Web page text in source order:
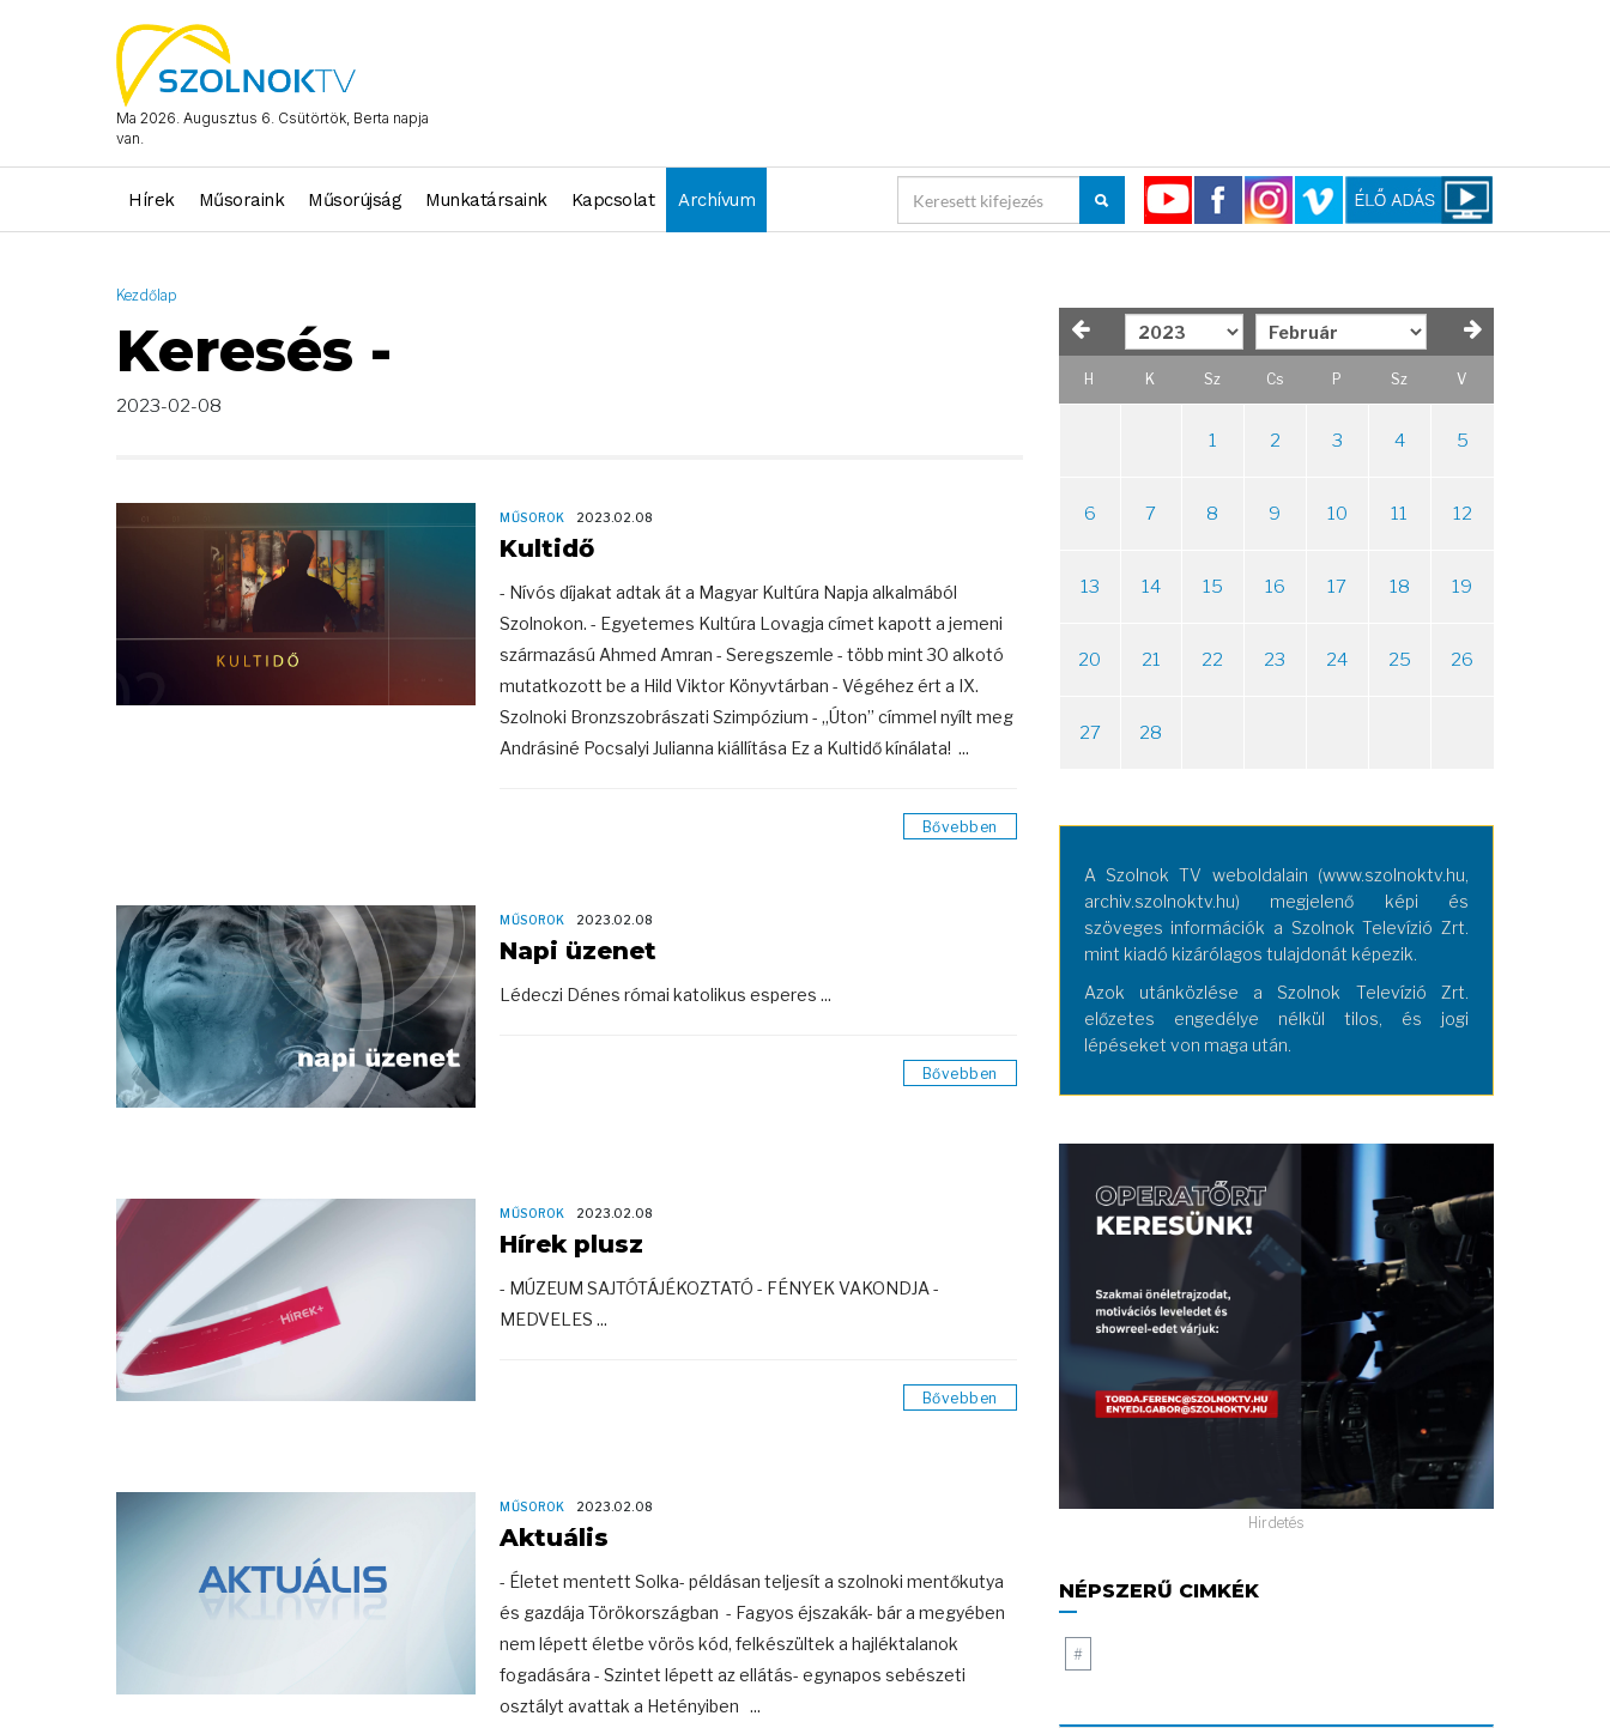
Ma 2026. Augusztus 6. Csütörtök, Berta napja
van.
Hírek Műsoraink Műsorújság Munkatársaink Kapcsolat Archívum
Kezdőlap
Keresés -
2023-02-08
MŰSOROK 2023.02.08
Kultidő
- Nívós díjakat adtak át a Magyar Kultúra Napja alkalmából
Szolnokon. - Egyetemes Kultúra Lovagja címet kapott a jemeni
származású Ahmed Amran - Seregszemle - több mint 30 alkotó
mutatkozott be a Hild Viktor Könyvtárban - Végéhez ért a IX.
Szolnoki Bronzszobrászati Szimpózium - „Úton” címmel nyílt meg
Andrásiné Pocsalyi Julianna kiállítása Ez a Kultidő kínálata! ...
Bővebben
MŰSOROK 2023.02.08
Napi üzenet
Lédeczi Dénes római katolikus esperes ...
Bővebben
MŰSOROK 2023.02.08
Hírek plusz
- MÚZEUM SAJTÓTÁJÉKOZTATÓ - FÉNYEK VAKONDJA -
MEDVELES ...
Bővebben
MŰSOROK 2023.02.08
Aktuális
- Életet mentett Solka- példásan teljesít a szolnoki mentőkutya
és gazdája Törökországban - Fagyos éjszakák- bár a megyében
nem lépett életbe vörös kód, felkészültek a hajléktalanok
fogadására - Szintet lépett az ellátás- egynapos sebészeti
osztályt avattak a Hetényiben ...
H K Sz Cs P Sz V
1 2 3 4 5
6 7 8 9 10 11 12
13 14 15 16 17 18 19
20 21 22 23 24 25 26
27 28
A Szolnok TV weboldalain (www.szolnoktv.hu,
archiv.szolnoktv.hu) megjelenő képi és
szöveges információk a Szolnok Televízió Zrt.
mint kiadó kizárólagos tulajdonát képezik.
Azok utánközlése a Szolnok Televízió Zrt.
előzetes engedélye nélkül tilos, és jogi
lépéseket von maga után.
Hirdetés
NÉPSZERŰ CIMKÉK
#